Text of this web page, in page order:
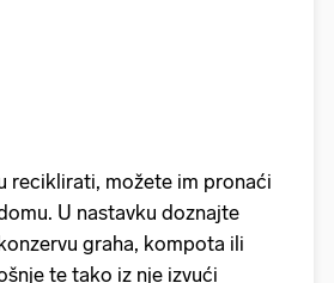
reciklirati, možete im pronaći
U nastavku doznajte
konzervu graha, kompota ili
te tako iz nje izvući